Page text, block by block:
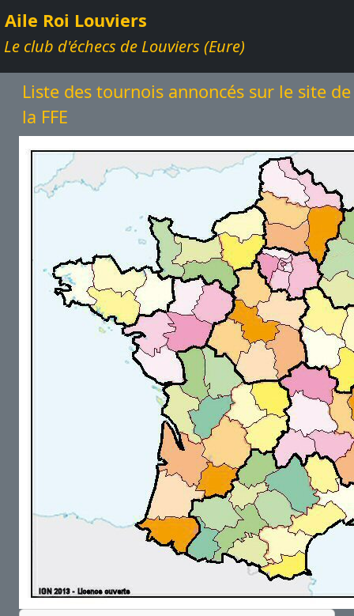
Aile Roi Louviers
Le club d'échecs de Louviers (Eure)
Liste des tournois annoncés sur le site de
la FFE